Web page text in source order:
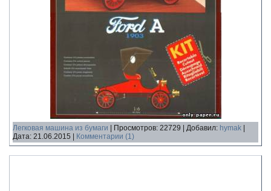
Легковая машина из бумаги Просмотров: 22729 Добавил: hymak
Дата: 21.06.2015 Комментарии (1)